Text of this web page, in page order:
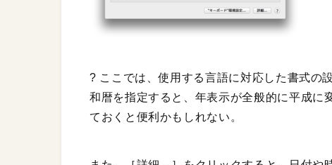
? ここでは、使用する言語に対応した書式の
和暦を指定すると、年表示が全般的に平成に
ておくと便利かもしれない。